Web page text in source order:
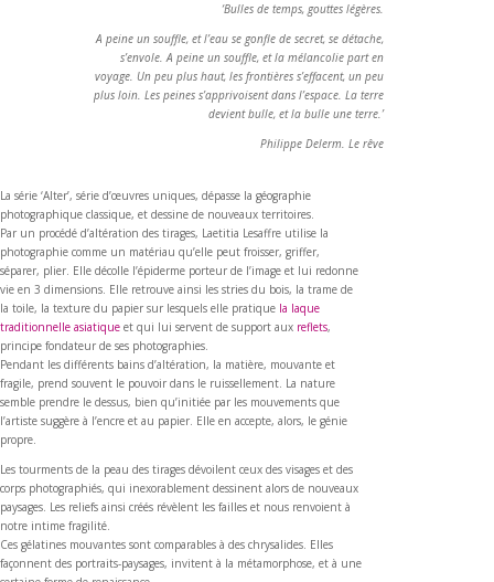
‘Bulles de temps, gouttes légères.
A peine un souffle, et l’eau se gonfle de secret, se détache,
s’envole. A peine un souffle, et la mélancolie part en
voyage. Un peu plus haut, les frontières s’effacent, un peu
plus loin. Les peines s’apprivoisent dans l’espace. La terre
devient bulle, et la bulle une terre.’
Philippe Delerm. Le rêve
La série ‘Alter’, série d’œuvres uniques, dépasse la géographie
photographique classique, et dessine de nouveaux territoires.
Par un procédé d’altération des tirages, Laetitia Lesaffre utilise la
photographie comme un matériau qu’elle peut froisser, griffer,
séparer, plier. Elle décolle l’épiderme porteur de l’image et lui redonne
vie en 3 dimensions. Elle retrouve ainsi les stries du bois, la trame de
la toile, la texture du papier sur lesquels elle pratique la laque
traditionnelle asiatique et qui lui servent de support aux reflets,
principe fondateur de ses photographies.
Pendant les différents bains d’altération, la matière, mouvante et
fragile, prend souvent le pouvoir dans le ruissellement. La nature
semble prendre le dessus, bien qu’initiée par les mouvements que
l’artiste suggère à l’encre et au papier. Elle en accepte, alors, le génie
propre.
Les tourments de la peau des tirages dévoilent ceux des visages et des
corps photographiés, qui inexorablement dessinent alors de nouveaux
paysages. Les reliefs ainsi créés révèlent les failles et nous renvoient à
notre intime fragilité.
Ces gélatines mouvantes sont comparables à des chrysalides. Elles
façonnent des portraits-paysages, invitent à la métamorphose, et à une